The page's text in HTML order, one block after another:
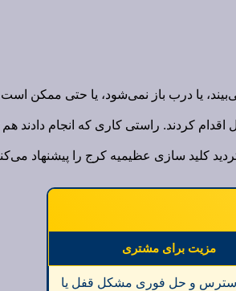
یا درب باز نمی‌شود، یا حتی ممکن
کردند. راستی کاری که انجام دادند هم
کلید سازی عظیمیه کرج را پیشنهاد
مزیت برای مشتری
و حل فوری مشکل قفل یا